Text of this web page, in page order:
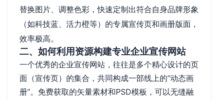
替换图片、调整色彩，快速定制出符合自身品牌形象
（如科技蓝、活力橙等）的专属宣传页和画册版面，
效率极高。
二、如何利用资源构建专业企业宣传网站
一个优秀的企业宣传网站，往往是多个精心设计的页
面（宣传页）的集合，共同构成一部线上的“动态画
册”。免费获取的矢量素材和PSD模板，可以无缝融